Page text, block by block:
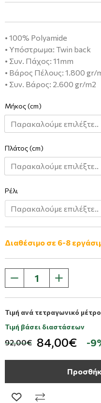
• 100% Polyamide
• Υπόστρωμα: Twin back
• Συν. Πάχος: 11mm
• Βάρος Πέλους: 1.800 gr/
• Συν. Βάρος: 2.600 gr/m2
Μήκος (cm)
Πλάτος (cm)
Ρέλι
Διαθέσιμο σε 6-8
Τιμή ανά τετραγωνικό μέτρο
Τιμή βάσει διαστάσεων
92,00€ 84,00€ -